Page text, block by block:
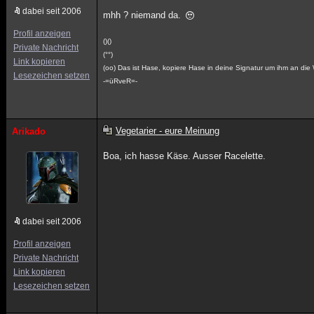
dabei seit 2006
Profil anzeigen
Private Nachricht
Link kopieren
Lesezeichen setzen
mhh ? niemand da.
()()
(°°)
(oo) Das ist Hase, kopiere Hase in deine Signatur um ihm an die
-=üRveR=-
Arikado
dabei seit 2006
Profil anzeigen
Private Nachricht
Link kopieren
Lesezeichen setzen
Vegetarier - eure Meinung
Boa, ich hasse Käse. Ausser Racelette.